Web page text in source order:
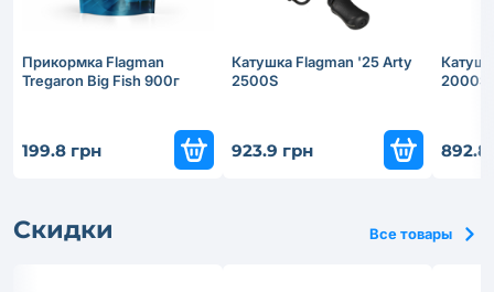
Прикормка Flagman
Tregaron Big Fish 900г
199.8 грн
Катушка Flagman '25 Arty
2500S
923.9 грн
2000S
892.8
Скидки Все товары